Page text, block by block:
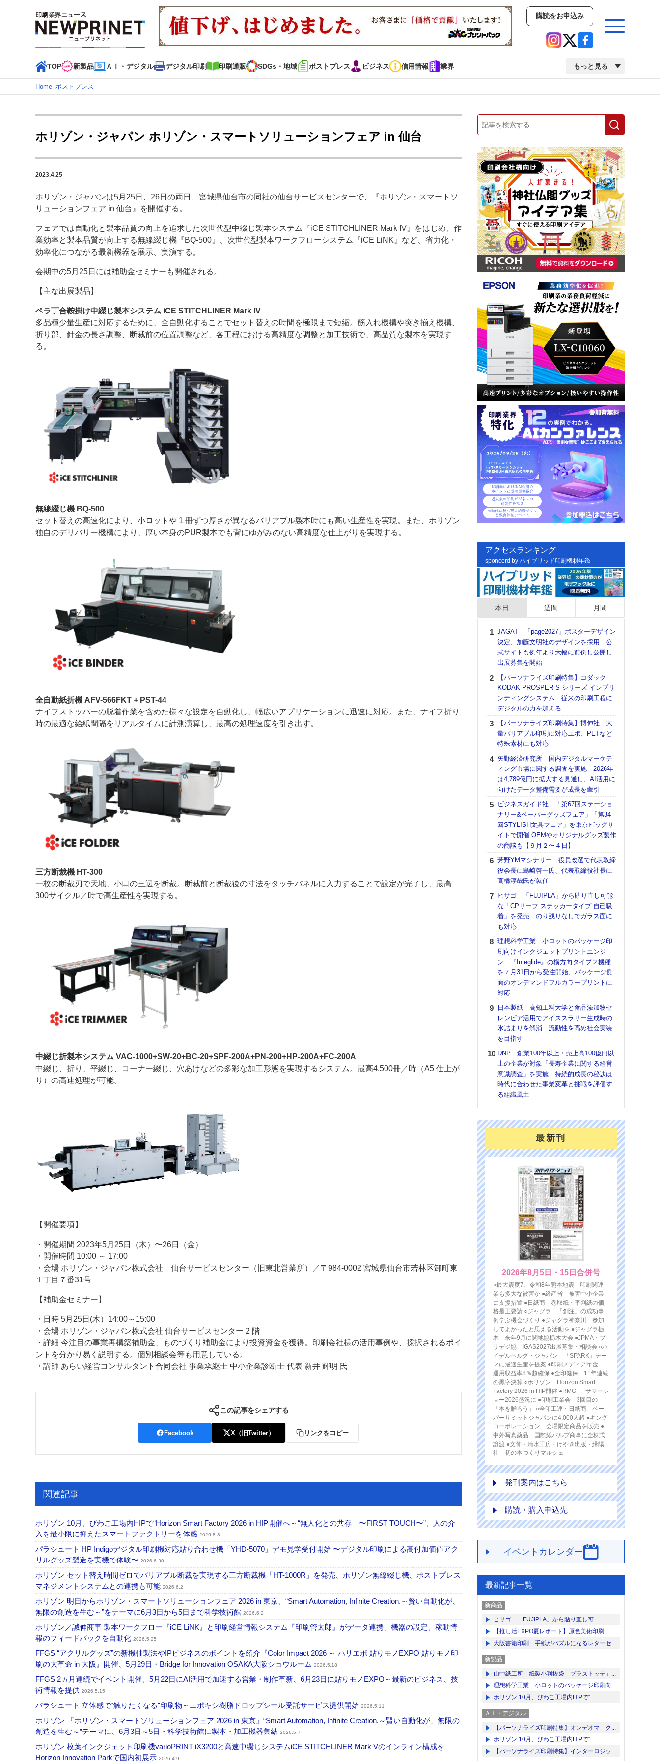
購読をお申込み
TOP 新製品 ＡＩ・デジタル デジタル印刷 印刷通販 SDGs・地域 ポストプレス ビジネス 信用情報 業界 もっと見る
イベント
インデックス
TOP 新着記事 特集記事 動画コンテンツ インタビュー コレクション
カテゴリー一覧
新商品 新製品 ＡＩ・デジタル デジタル印刷 印刷通販 SDGs・地域 ポストプレス ビジネス イベント 信用情報 業界 市場・統計 人事・移転・異動・訃報
特集記事カテゴリー一覧
特集・デジタル印刷 アイデアで勝負！ ～多様なビジネス・多彩な商材～ JAPAN PACK 2023 特集 中古印刷機・製本機特集 2022 見える化・MIS特集
2022 検査・校正特集
特集・デジタル印刷 ～ 新成長軌道を描く
案内
発刊案内 JFPI印刷用語集 印刷機材年鑑
Home–ポストプレス
ホリゾン・ジャパン ホリゾン・スマートソリューションフェア in 仙台
2023.4.25
ホリゾン・ジャパンは5月25日、26日の両日、宮城県仙台市の同社の仙台サービスセンターで、『ホリゾン・スマートソ
リューションフェア in 仙台』を開催する。
フェアでは自動化と製本品質の向上を追求した次世代型中綴じ製本システム『iCE STITCHLINER Mark IV』をはじめ、作
業効率と製本品質が向上する無線綴じ機『BQ-500』、次世代型製本ワークフローシステム『iCE LiNK』など、省力化・
効率化につながる最新機器を展示、実演する。
会期中の5月25日には補助金セミナーも開催される。
【主な出展製品】
ペラ丁合鞍掛け中綴じ製本システム iCE STITCHLINER Mark IV
多品種少量生産に対応するために、全自動化することでセット替えの時間を極限まで短縮。筋入れ機構や突き揃え機構、
折り部、針金の長さ調整、断裁前の位置調整など、各工程における高精度な調整と加工技術で、高品質な製本を実現す
る。
無線綴じ機 BQ-500
セット替えの高速化により、小ロットや 1 冊ずつ厚さが異なるバリアブル製本時にも高い生産性を実現。また、ホリゾン
独自のデリバリー機構により、厚い本身のPUR製本でも背にゆがみのない高精度な仕上がりを実現する。
全自動紙折機 AFV-566FKT + PST-44
ナイフストッパーの脱着作業を含めた様々な設定を自動化し、幅広いアプリケーションに迅速に対応。また、ナイフ折り
時の最適な給紙間隔をリアルタイムに計測演算し、最高の処理速度を引き出す。
三方断裁機 HT-300
一枚の断裁刃で天地、小口の三辺を断裁。断裁前と断裁後の寸法をタッチパネルに入力することで設定が完了し、最高
300サイクル／時で高生産性を実現する。
中綴じ折製本システム VAC-1000+SW-20+BC-20+SPF-200A+PN-200+HP-200A+FC-200A
中綴じ、折り、平綴じ、コーナー綴じ、穴あけなどの多彩な加工形態を実現するシステム。最高4,500冊／時（A5 仕上が
り）の高速処理が可能。
【開催要項】
・開催期間 2023年5月25日（木）〜26日（金）
・開催時間 10:00 ～ 17:00
・会場 ホリゾン・ジャパン株式会社 仙台サービスセンター（旧東北営業所）／〒984-0002 宮城県仙台市若林区卸町東
１丁目７番31号
【補助金セミナー】
・日時 5月25日(木）14:00～15:00
・会場 ホリゾン・ジャパン株式会社 仙台サービスセンター 2 階
・詳細 今注目の事業再構築補助金、ものづくり補助金により投資資金を獲得。印刷会社様の活用事例や、採択されるポイ
ントを分かり易く説明する。個別相談会等も用意している。
・講師 あらい経営コンサルタント合同会社 事業承継士 中小企業診断士 代表 新井 輝明 氏
この記事をシェアする
Facebook X（旧Twitter） リンクをコピー
関連記事
ホリゾン 10月、びわこ工場内HIPで“Horizon Smart Factory 2026 in HIP開催へ～“無人化との共存 〜FIRST TOUCH〜”、人の介
入を最小限に抑えたスマートファクトリーを体感 2026.8.3
パラシュート HP Indigoデジタル印刷機対応貼り合わせ機「YHD-5070」デモ見学受付開始 〜デジタル印刷による高付加価値アク
リルグッズ製造を実機で体験〜 2026.6.30
ホリゾン セット替え時間ゼロでバリアブル断裁を実現する三方断裁機「HT-1000R」を発売、ホリゾン無線綴じ機、ポストプレス
マネジメントシステムとの連携も可能 2026.6.2
ホリゾン 明日からホリゾン・スマートソリューションフェア 2026 in 東京、“Smart Automation, Infinite Creation.～賢い自動化が、
無限の創造を生む～”をテーマに6月3日から5日まで科学技術館 2026.6.2
ホリゾン／誠伸商事 製本ワークフロー『iCE LiNK』と印刷経営情報システム『印刷管太郎』がデータ連携、機器の設定、稼動情
報のフィードバックを自動化 2026.5.25
FFGS “アクリルグッズ”の新機軸製法やIPビジネスのポイントを紹介『Color Impact 2026 ～ ハリエポ 貼りモノEXPO 貼りモノ印
刷の大革命 in 大阪』開催、5月29日・Bridge for Innovation OSAKA大阪ショウルーム 2026.5.18
FFGS 2ヵ月連続でイベント開催、5月22日にAI活用で加速する営業・制作革新、6月23日に貼りモノEXPO～最新のビジネス、技
術情報を提供 2026.5.15
パラシュート ⽴体感で“触りたくなる”印刷物～エポキシ樹脂ドロップシール受託サービス提供開始 2026.5.11
ホリゾン 『ホリゾン・スマートソリューションフェア 2026 in 東京』“Smart Automation, Infinite Creation.～賢い自動化が、無限の
創造を生む～”テーマに、6月3日～5日・科学技術館に製本・加工機器集結 2026.5.7
ホリゾン 枚葉インクジェット印刷機varioPRINT iX3200と高速中綴じシステムiCE STITCHLINER Mark Vのインライン構成を
Horizon Innovation Parkで国内初展示 2026.4.9
アクセスランキング
sponcerd by ハイブリッド印刷機材年鑑
本日 週間 月間
JAGAT 「page2027」ポスターデザイン
決定、加藤文明社のデザインを採用 公
式サイトも例年より大幅に前倒し公開し
出展募集を開始
【パーソナライズ印刷特集】コダック
KODAK PROSPER S-シリーズ インプリ
ンティングシステム 従来の印刷工程に
デジタルの力を加える
【パーソナライズ印刷特集】博伸社 大
量バリアブル印刷に対応ユポ、PETなど
特殊素材にも対応
矢野経済研究所 国内デジタルマーケテ
ィング市場に関する調査を実施 2026年
は4,789億円に拡大する見通し、AI活用に
向けたデータ整備需要が成長を牽引
ビジネスガイド社 「第67回ステーショ
ナリー&ペーパーグッズフェア」「第34
回STYLISH文具フェア」を東京ビッグサ
イトで開催 OEMやオリジナルグッズ製作
の商談も【９月２〜４日】
芳野YMマシナリー 役員改選で代表取締
役会長に島崎啓一氏、代表取締役社長に
髙橋淳哉氏が就任
ヒサゴ 「FUJIPLA」から貼り直し可能
な「CPリーフ ステッカータイプ 自己吸
着」を発売 のり残りなしでガラス面に
も対応
理想科学工業 小ロットのパッケージ印
刷向けインクジェットプリントエンジ
ン 『Integlide』の横方向タイプ２機種
を７月31日から受注開始、パッケージ側
面のオンデマンドフルカラープリントに
対応
日本製紙 高知工科大学と食品添加物セ
レンピア活用でアイススラリー生成時の
氷詰まりを解消 流動性を高め社会実装
を目指す
DNP 創業100年以上・売上高100億円以
上の企業が対象「長寿企業に関する経営
意識調査」を実施 持続的成長の秘訣は
時代に合わせた事業変革と挑戦を評価す
る組織風土
最新刊
2026年8月5日・15日合併号
○最大震度7、令和8年熊本地震 印刷関連
業も多大な被害か ●経産省 被害中小企業
に支援措置 ●日紙商 巻取紙・平判紙の価
格是正要請 ○ジャグラ 「創注」の成功事
例学ぶ機会づくり ●ジャグラ神奈川 参加
してよかったと思える活動を ●ジャグラ栃
木 来年9月に関地協栃木大会 ●JPMA・プ
リデジ協 IGAS2027出展募集・相談会 ○ハ
イデルベルグ・ジャパン 「SPARK」テー
マに最適生産を提案 ●印刷メディア年金
運用収益率8％超確保 ●全印健保 11年連続
の黒字決算 ○ホリゾン Horizon Smart
Factory 2026 in HIP開催 ●RMGT サマーシ
ョー2026盛況に ●印刷工業会 3回目の
「本を贈ろう」 ○全印工連・日紙商 ペー
パーサミットジャパンに4,000人超 ●キング
コーポレーション 会場限定商品を販売 ●
中外写真薬品 国際紙パルプ商事に全株式
譲渡 ●文伸・清水工房・けやき出版・緑陽
社 初の本づくりマルシェ
発刊案内はこちら
購読・購入申込先
イベントカレンダー
最新記事一覧
新商品
ヒサゴ 「FUJIPLA」から貼り直し可...
【推し活EXPO夏レポート】原色美術印刷...
大阪書籍印刷 手紙がパズルになるレターセ...
新製品
山中紙工所 紙製小判抜袋「プラストッテ」...
理想科学工業 小ロットのパッケージ印刷向...
ホリゾン 10月、びわこ工場内HIPで“...
ＡＩ・デジタル
【パーソナライズ印刷特集】オンデオマ ク...
ホリゾン 10月、びわこ工場内HIPで“...
【パーソナライズ印刷特集】インターロジッ...